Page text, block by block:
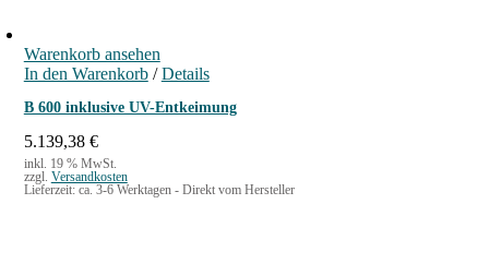
Warenkorb ansehen
In den Warenkorb / Details
B 600 inklusive UV-Entkeimung
5.139,38 €
inkl. 19 % MwSt.
zzgl. Versandkosten
Lieferzeit: ca. 3-6 Werktagen - Direkt vom Hersteller